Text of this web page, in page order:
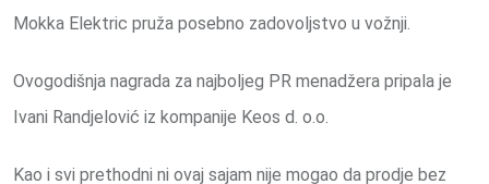
Mokka Elektric pruža posebno zadovoljstvo u vožnji.
Ovogodišnja nagrada za najboljeg PR menadžera pripala je
Ivani Randjelović iz kompanije Keos d. o.o.
Kao i svi prethodni ni ovaj sajam nije mogao da prodje bez